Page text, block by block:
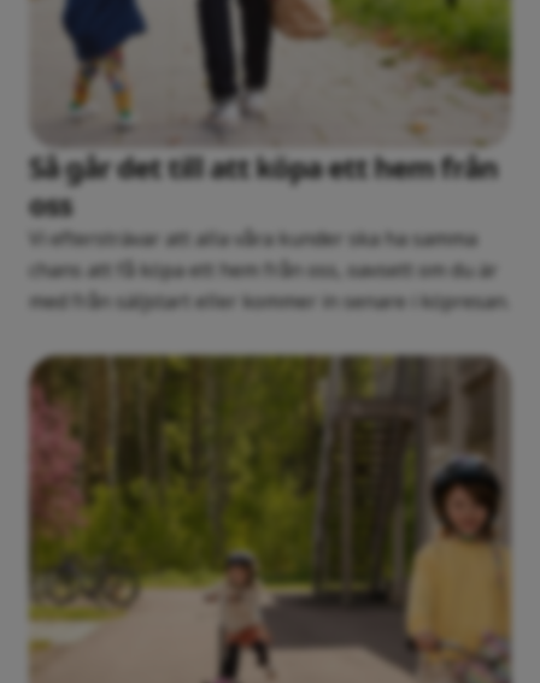
Så går det till att köpa ett hem från
oss
Vi eftersträvar att alla våra kunder ska ha samma
chans att få köpa ett hem från oss, oavsett om du är
med från säljstart eller kommer in senare i köpresan.